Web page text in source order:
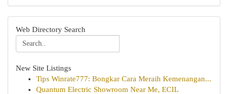
Web Directory Search
New Site Listings
Tips Winrate777: Bongkar Cara Meraih Kemenangan...
Quantum Electric Showroom Near Me, ECIL